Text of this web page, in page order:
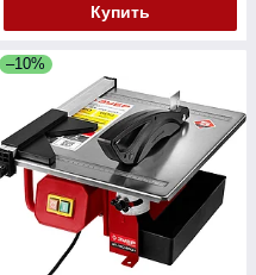
Купить
–10%